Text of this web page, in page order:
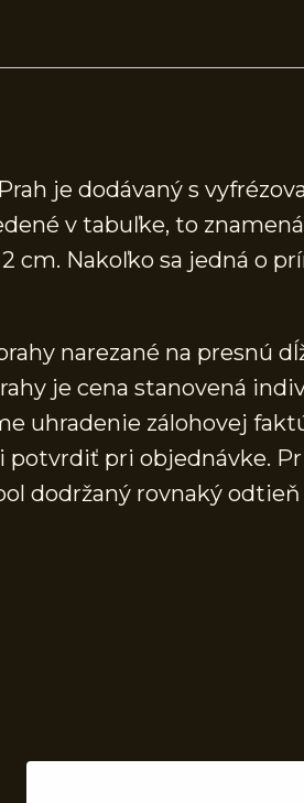
je dodávaný s
v tabuľke, to
cm. Nakoľko sa jedná o
narezané na presnú
je cena stanovená
uhradenie zálohovej
pri objednávke.
dodržaný rovnaký